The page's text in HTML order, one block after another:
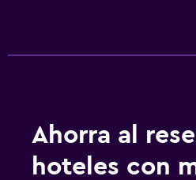
Cámaras CCTV en zonas
Cámaras CCTV en el exterior
Ahorra al
hoteles con